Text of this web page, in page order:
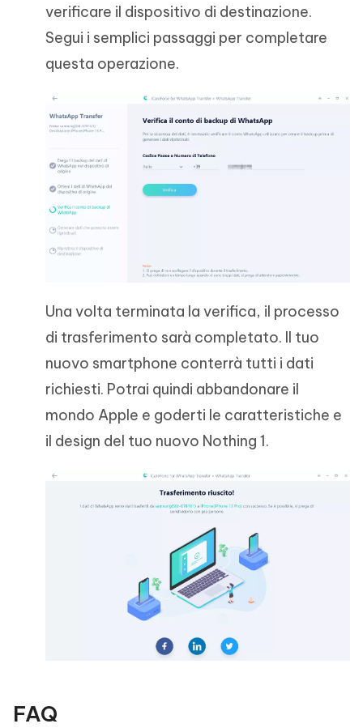
verificare il dispositivo di destinazione.
Segui i semplici passaggi per completare
questa operazione.
Una volta terminata la verifica, il processo
di trasferimento sarà completato. Il tuo
nuovo smartphone conterrà tutti i dati
richiesti. Potrai quindi abbandonare il
mondo Apple e goderti le caratteristiche e
il design del tuo nuovo Nothing 1.
FAQ